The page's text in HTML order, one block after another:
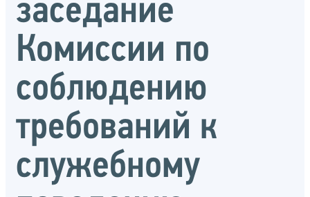
заседание
Комиссии по
соблюдению
требований к
служебному